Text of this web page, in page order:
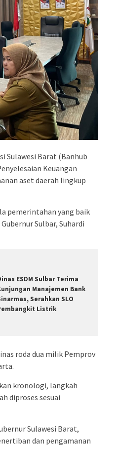
Sulawesi Barat (Banhub
Keuangan
aset daerah lingkup
pemerintahan yang baik
Sulbar, Suhardi
ESDM Sulbar Terima
Manajemen Bank
Serahkan SLO
Listrik
roda dua milik Pemprov
kronologi, langkah
diproses sesuai
Sulawesi Barat,
dan pengamanan